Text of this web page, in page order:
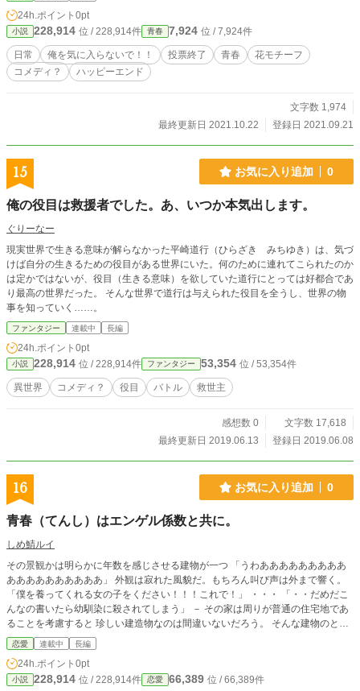
24h.ポイント 0pt
小説 228,914 位 / 228,914件 青春 7,924 位 / 7,924件
日常 俺を気に入らないで！！ 投票終了 青春
花モチーフ
コメディ？
ハッピーエンド
文字数 1,974
最終更新日 2021.10.22
登録日 2021.09.21
15 お気に入り追加 0
俺の役目は救援者でした。あ、いつか本気出します。
ぐりーなー
現実世界で生きる意味が解らなかった平崎道行（ひらざき みちゆき）は、気づ
けば自分の生きるための役目がある世界にいた。何のために連れてこられたのか
は定かではないが、役目（生きる意味）を欲していた道行にとっては好都合であ
り最高の世界だった。 そんな世界で道行は与えられた役目を全うし、世界の物
事を知っていく……。
ファンタジー 連載中 長編
24h.ポイント 0pt
小説 228,914 位 / 228,914件 ファンタジー 53,354 位 / 53,354件
異世界 コメディ？ 役目 バトル 救世主
感想数 0
文字数 17,618
最終更新日 2019.06.13
登録日 2019.06.08
16 お気に入り追加 0
青春（てんし）はエンゲル係数と共に。
しめ鯖ルイ
その景観かは明らかに年数を感じさせる建物が一つ 「うわあああああああああ
ああああああああああ」 外観は寂れた風貌だ。もちろん叫び声は外まで響く。
「僕を養ってくれる女の子をください！！！これで！」 ・・・ 「・・だめだこ
んなの書いたら幼馴染に殺されてしまう」 － その家は周りが普通の住宅地であ
ることを考慮すると 珍しい建造物なのは間違いないだろう。 そんな建物のとあ
る二階の一室こそ我が根城だ - 皆は学生時代は何がしたい！？ 学生として 普通
に勉強して 普通に部活して 普通の恋愛をしたい。 こんな青春を皆求めるだろ
う！？。 しかし違う！！今の状態で少年はそんな事を求めてはいない。 － 「ち
くせう。現実は非情だ・・・」 そこで頭を抱える学生が一人。 机の上には鉛筆
恋愛 連載中 長編
24h.ポイント 0pt
小説 228,914 位 / 228,914件 恋愛 66,389 位 / 66,389件